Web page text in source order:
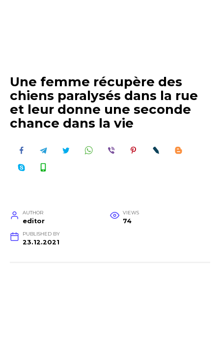
Une femme récupère des
chiens paralysés dans la rue
et leur donne une seconde
chance dans la vie
AUTHOR
editor
VIEWS
74
PUBLISHED BY
23.12.2021